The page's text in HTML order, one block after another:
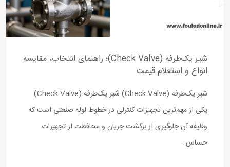
شیر یک‌طرفه (Check Valve)؛ راهنمای انتخاب، مقایسه
انواع و استعلام قیمت
شیر یک‌طرفه (Check Valve) شیر یک‌طرفه (Check Valve)
یکی از مهم‌ترین تجهیزات کنترلی در خطوط لوله صنعتی است که
وظیفه آن جلوگیری از برگشت جریان و محافظت از تجهیزات
حساس…